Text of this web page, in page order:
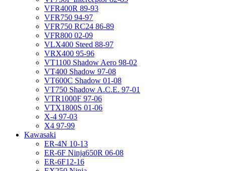
VFR400R 89-93
VFR750 94-97
VFR750 RC24 86-89
VFR800 02-09
VLX400 Steed 88-97
VRX400 95-96
VT1100 Shadow Aero 98-02
VT400 Shadow 97-08
VT600C Shadow 01-08
VT750 Shadow A.C.E. 97-01
VTR1000F 97-06
VTX1800S 01-06
X-4 97-03
X4 97-99
Kawasaki
ER-4N 10-13
ER-6F Ninja650R 06-08
ER-6F12-16